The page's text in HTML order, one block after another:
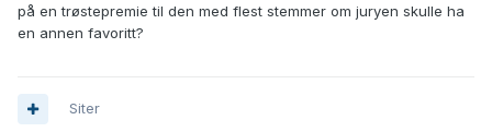
på en trøstepremie til den med flest stemmer om juryen skulle ha
en annen favoritt?
Siter